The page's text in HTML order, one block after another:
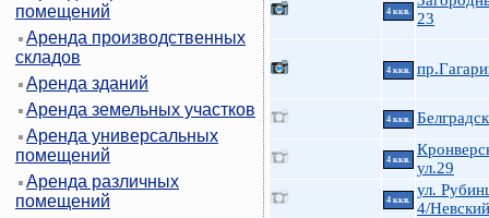
помещений
Аренда производственных
складов
Аренда зданий
Аренда земельных участков
Аренда универсальных
помещений
Аренда различных
помещений
4 ккв.
23
4 ккв.
4 ккв.
4 ккв.
ул.29
4 ккв.
ул.
4/